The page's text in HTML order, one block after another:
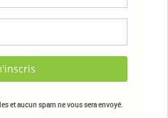
et aucun spam ne vous sera envoyé.